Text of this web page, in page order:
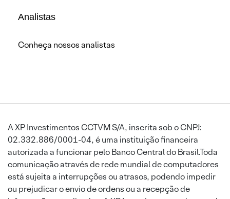
Analistas
Conheça nossos analistas
A XP Investimentos CCTVM S/A, inscrita sob o CNPJ:
02.332.886/0001-04, é uma instituição financeira
autorizada a funcionar pelo Banco Central do Brasil.Toda
comunicação através de rede mundial de computadores
está sujeita a interrupções ou atrasos, podendo impedir
ou prejudicar o envio de ordens ou a recepção de